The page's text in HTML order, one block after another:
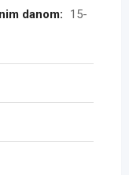
danom:
15-